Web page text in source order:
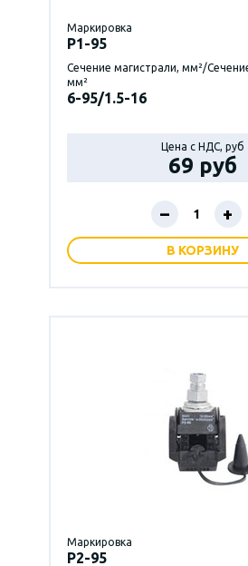
Маркировка
P1-95
Сечение магистрали, мм²/
мм²
6-95/1.5-16
Цена с НДС, руб
69 руб
– +
В КОРЗИНУ
Маркировка
P2-95